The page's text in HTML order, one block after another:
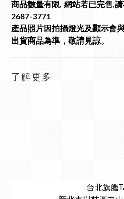
商品數量有限, 網站若已完售,
2687-3771
產品照片因拍攝燈光及顯示會
出貨商品為準，敬請見諒。
了解更多
台北旗艦